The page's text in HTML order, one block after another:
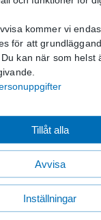
kommer vi
för att
kan när som helst
Avvisa
Tillåt alla
Inställningar